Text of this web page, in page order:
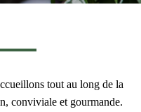
tout au long de la
conviviale et gourmande.